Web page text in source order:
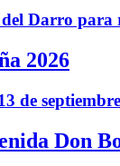
Darro para
2026
de
Don